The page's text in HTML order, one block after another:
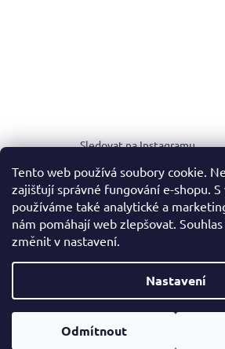
Tento web používá soubory cookie.
zajišťují správné fungování e-shopu. S
používáme také analytické a
nám pomáhají web zlepšovat.
změnit v nastavení.
Nastavení
Odmítnout
Sledovat na Instagramu
MEDIA KIT
Vytvořil
Copyright 2026NOALE.. Všechna